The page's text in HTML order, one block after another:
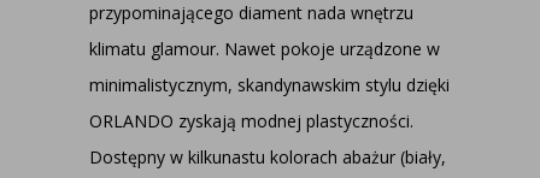
przypominającego diament nada wnętrzu
klimatu glamour. Nawet pokoje urządzone w
minimalistycznym, skandynawskim stylu dzięki
ORLANDO zyskają modnej plastyczności.
Dostępny w kilkunastu kolorach abażur (biały,